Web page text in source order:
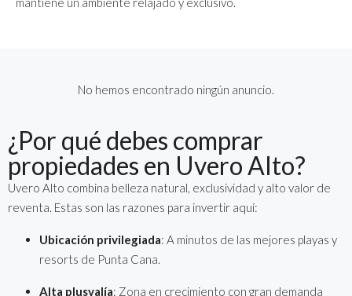
No hemos encontrado ningún anuncio.
¿Por qué debes comprar
propiedades en Uvero Alto?
Uvero Alto combina belleza natural, exclusividad y alto valor de
reventa. Estas son las razones para invertir aquí:
Ubicación privilegiada: A minutos de las mejores playas y
resorts de Punta Cana.
Alta plusvalía: Zona en crecimiento con gran demanda